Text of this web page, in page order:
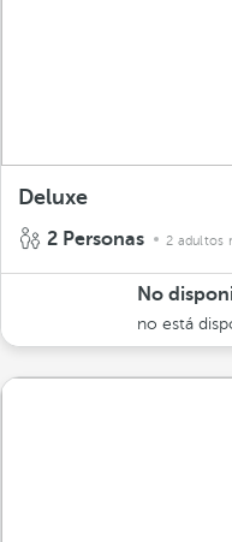
Deluxe
2 Personas
2 adultos
No
no está